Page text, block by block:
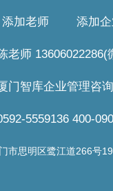
添加老师 添加企
老师 13606022286(
门智库企业管理咨
5559136 400-
市思明区鹭江道266号